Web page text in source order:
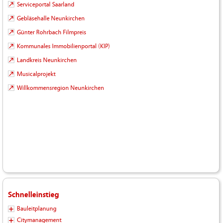
Serviceportal Saarland
Gebläsehalle Neunkirchen
Günter Rohrbach Filmpreis
Kommunales Immobilienportal (KIP)
Landkreis Neunkirchen
Musicalprojekt
Willkommensregion Neunkirchen
Schnelleinstieg
Bauleitplanung
Citymanagement